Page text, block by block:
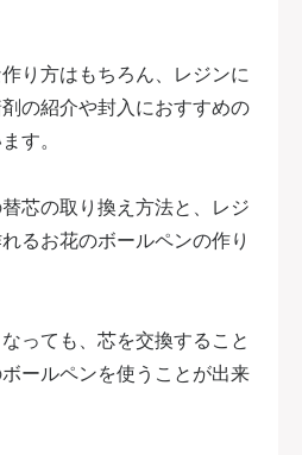
り方はもちろん、レジンに
の紹介や封入におすすめの
す。
芯の取り換え方法と、レジ
るお花のボールペンの作り
っても、芯を交換すること
ールペンを使うことが出来